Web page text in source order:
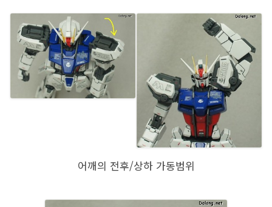
어깨의 전후/상하 가동범위